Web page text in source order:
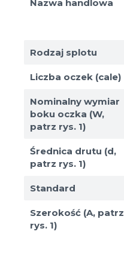
Nazwa handlowa
Rodzaj splotu
Liczba oczek (cale)
Nominalny wymiar
boku oczka (W,
patrz rys. 1)
Średnica drutu (d,
patrz rys. 1)
Standard
Szerokość (A, patrz
rys. 1)